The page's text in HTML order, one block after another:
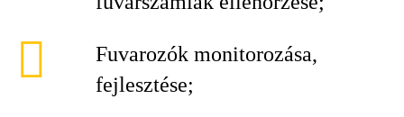
Fuvarozók monitorozása,
fejlesztése;